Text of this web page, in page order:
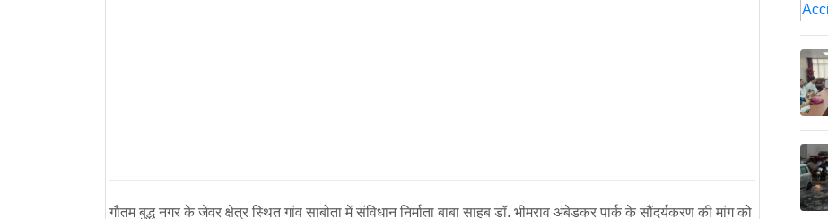
गौतम बुद्ध नगर के जेवर क्षेत्र स्थित गांव साबोता में संविधान निर्माता बाबा साहब डॉ. भीमराव अंबेडकर पार्क के सौंदर्यकरण की मांग को